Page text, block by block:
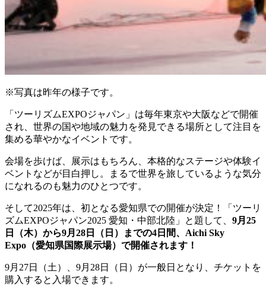
※写真は昨年の様子です。
「ツーリズムEXPOジャパン」は毎年東京や大阪などで開催
され、世界の国や地域の魅力を発見できる場所として注目を
集める華やかなイベントです。
会場を歩けば、展示はもちろん、本格的なステージや体験イ
ベントなどが目白押し。まるで世界を旅しているような気分
になれるのも魅力のひとつです。
そして2025年は、初となる愛知県での開催が決定！「ツーリ
ズムEXPOジャパン2025 愛知・中部北陸」と題して、 9月25
日（木）から9月28日（日）までの4日間、Aichi Sky
Expo（愛知県国際展示場）で開催されます！
9月27日（土）、9月28日（日）が一般日となり、チケットを
購入すると入場できます。